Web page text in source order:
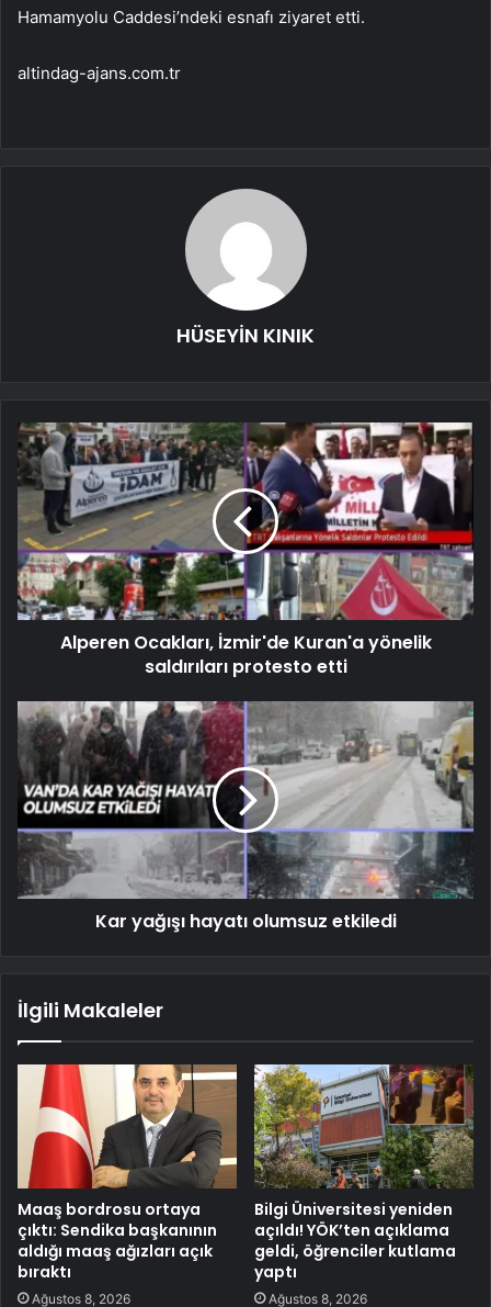
Hamamyolu Caddesi’ndeki esnafı ziyaret etti.
altindag-ajans.com.tr
HÜSEYİN KINIK
Alperen Ocakları, İzmir'de Kuran'a yönelik
saldırıları protesto etti
Kar yağışı hayatı olumsuz etkiledi
İlgili Makaleler
Maaş bordrosu ortaya
çıktı: Sendika başkanının
aldığı maaş ağızları açık
bıraktı
Ağustos 8, 2026
Bilgi Üniversitesi yeniden
açıldı! YÖK’ten açıklama
geldi, öğrenciler kutlama
yaptı
Ağustos 8, 2026